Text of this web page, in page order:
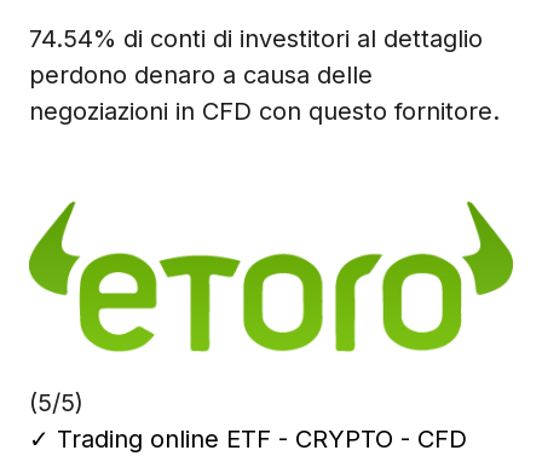
74.54% di conti di investitori al dettaglio
perdono denaro a causa delle
negoziazioni in CFD con questo fornitore.
(5/5)
✓ Trading online ETF - CRYPTO - CFD